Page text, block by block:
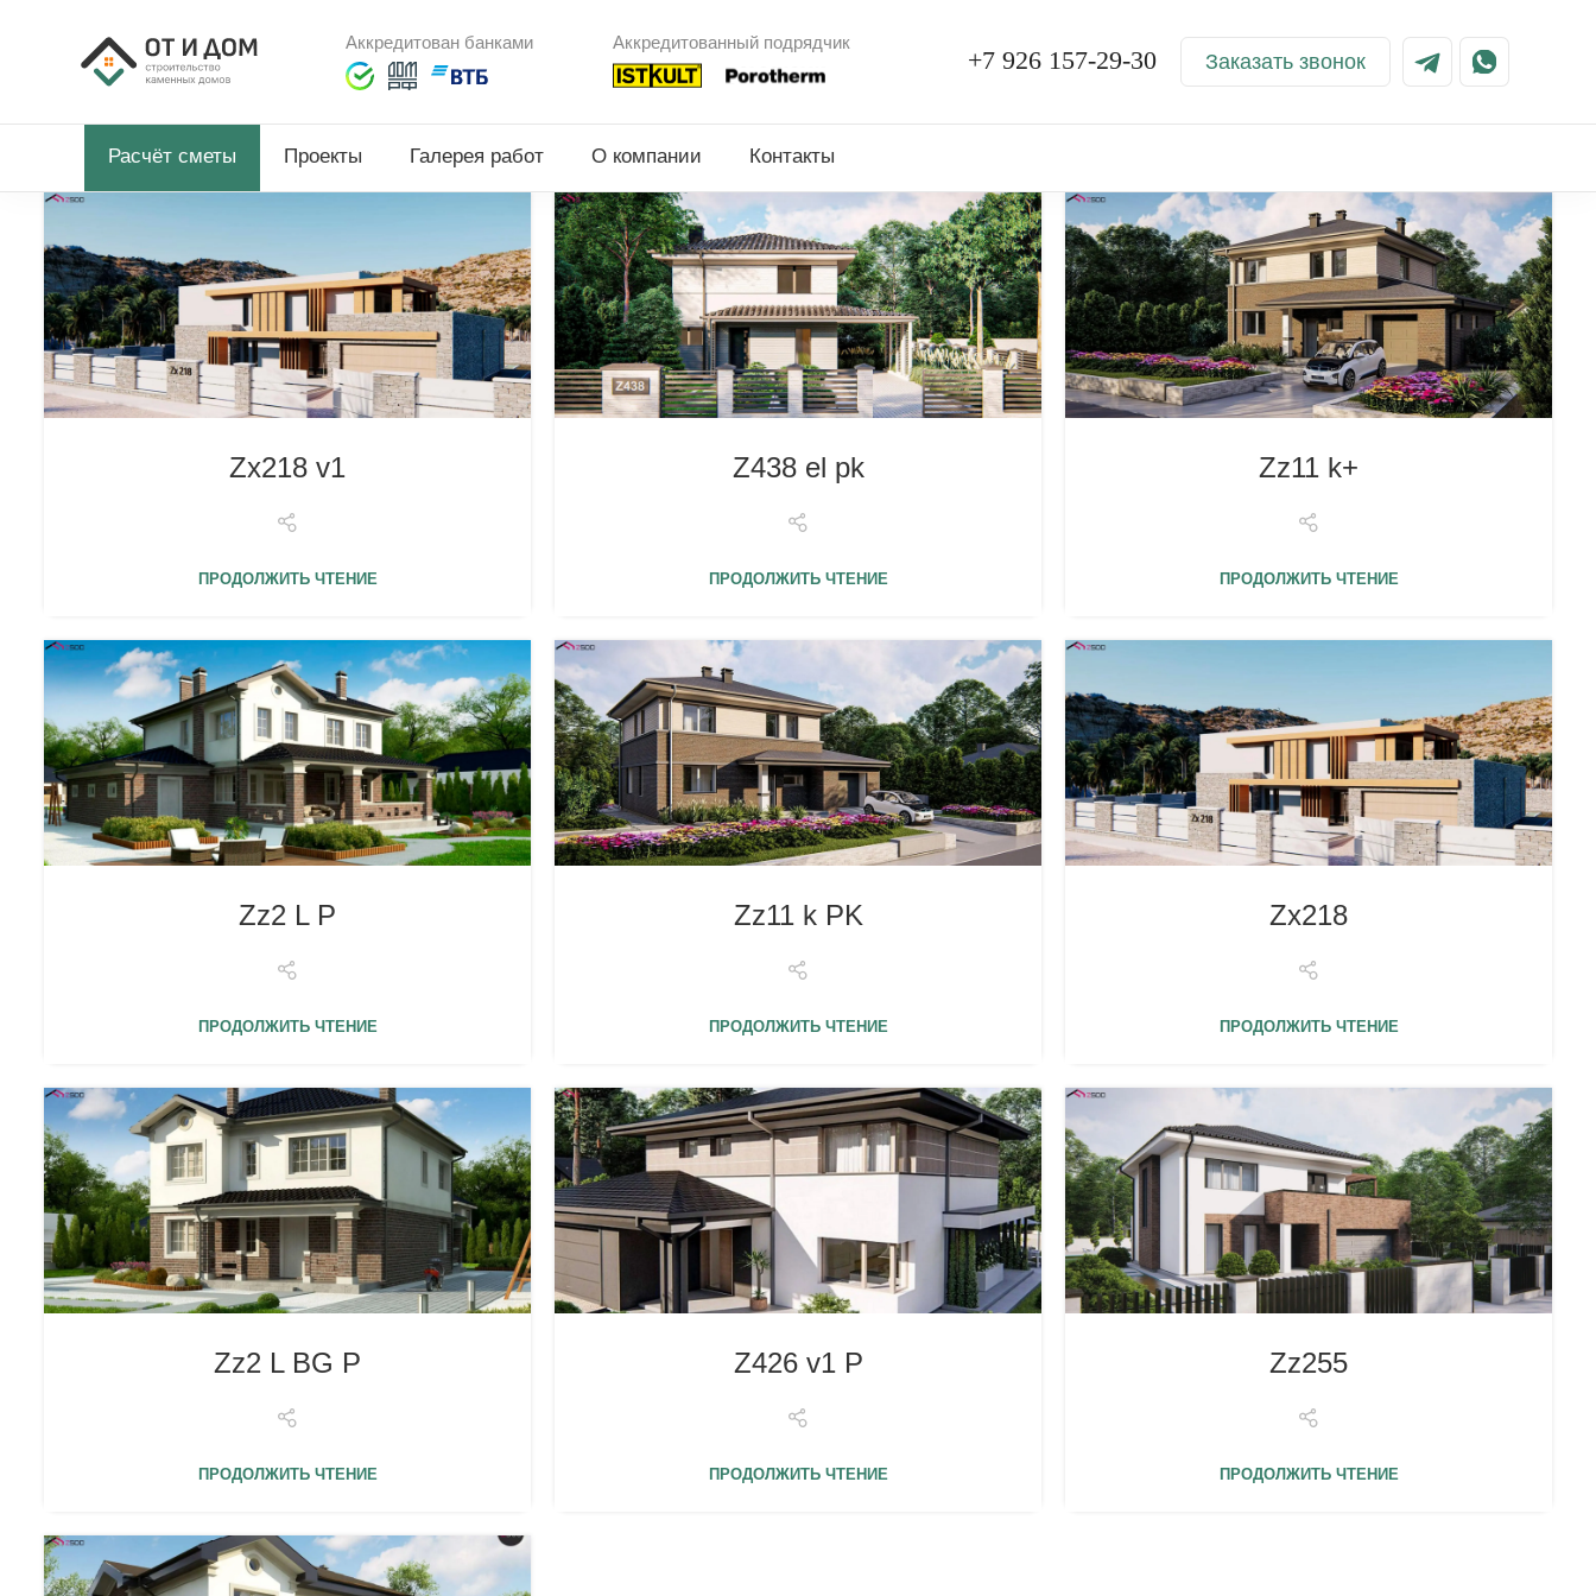
Аккредитован банками Аккредитованный подрядчик
+7 926 157-29-30 Заказать звонок
Расчёт сметы Проекты Галерея работ О компании Контакты
Zx218 v1
ПРОДОЛЖИТЬ ЧТЕНИЕ
Z438 el pk
ПРОДОЛЖИТЬ ЧТЕНИЕ
Zz11 k+
ПРОДОЛЖИТЬ ЧТЕНИЕ
Zz2 L P
ПРОДОЛЖИТЬ ЧТЕНИЕ
Zz11 k PK
ПРОДОЛЖИТЬ ЧТЕНИЕ
Zx218
ПРОДОЛЖИТЬ ЧТЕНИЕ
Zz2 L BG P
ПРОДОЛЖИТЬ ЧТЕНИЕ
Z426 v1 P
ПРОДОЛЖИТЬ ЧТЕНИЕ
Zz255
ПРОДОЛЖИТЬ ЧТЕНИЕ